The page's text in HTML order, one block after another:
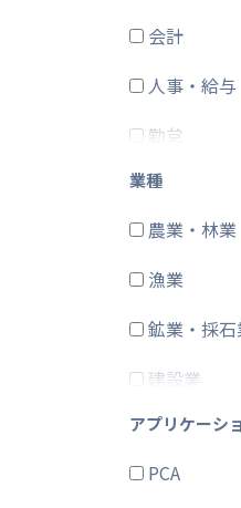
会計
人事・給与
勤怠
経費精算
CRM・SFA
ERP
在庫購買
その他
業種
農業・林業
漁業
鉱業・採
建設業
製造業
電気・ガス
アプリケーシ
PCA